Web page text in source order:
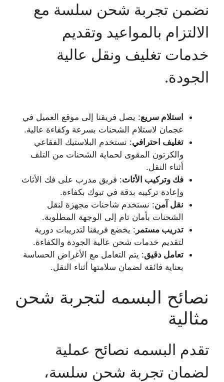
نضمن تجربة شحن سلسة مع
الالتزام بالمواعيد وتقديم
خدمات تغليف ونقل عالية
الجودة.
استلام سريع: يصل فريقنا إلى موقع العميل في
عجمان لاستلام الشحنات بسرعة وكفاءة عالية.
تغليف احترافي: نستخدم البلاستيك الفقاعي
والكرتون المقوى لحماية الشحنات من التلف
أثناء النقل.
فك وتركيب الأثاث: فريق مدرب على فك الأثاث
وإعادة تركيبه بدقة في تبوك بكفاءة.
نقل آمن: نستخدم شاحنات مجهزة لنقل
الشحنات بأمان تام إلى الوجهة المطلوبة.
تدريب مستمر : يخضع فريقنا لتدريبات دورية
لتقديم خدمات شحن عالية الجودة والكفاءة.
تعامل دقيق: يتم التعامل مع الأغراض الحساسة
بعناية فائقة لضمان سلامتها أثناء النقل.
نصائح البسمه لتجربة شحن
مثالية
تقدم البسمه نصائح عملية
لضمان تجربة شحن سلسة،